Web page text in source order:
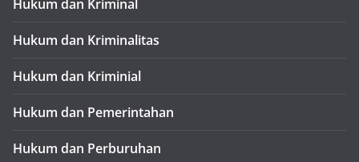
Hukum dan Kriminal
Hukum dan Kriminalitas
Hukum dan Kriminial
Hukum dan Pemerintahan
Hukum dan Perburuhan